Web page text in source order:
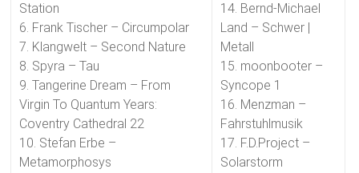
Station
6. Frank Tischer – Circumpolar
7. Klangwelt – Second Nature
8. Spyra – Tau
9. Tangerine Dream – From
Virgin To Quantum Years:
Coventry Cathedral 22
10. Stefan Erbe –
Metamorphosys
14. Bernd-Michael
Land – Schwer |
Metall
15. moonbooter –
Syncope 1
16. Menzman –
Fahrstuhlmusik
17. F.D.Project –
Solarstorm